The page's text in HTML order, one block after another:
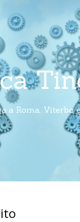
a Roma, Viterbo